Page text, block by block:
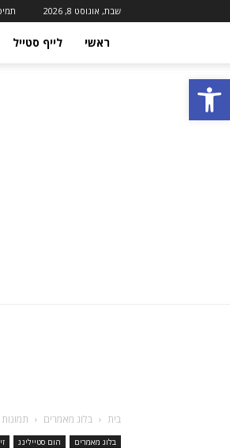
פתח סרגל נגישות
שבת, אוגוסט 8, 2026
ראשי לייף סטייל
בית בלוג מאמרים
בלוג מאמרים הום סטיילינג